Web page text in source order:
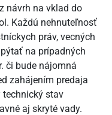
návrh na vklad do
Každú nehnuteľnosť
práv, vecných
na prípadných
či bude nájomná
zahájením predaja
stav
aj skryté vady.